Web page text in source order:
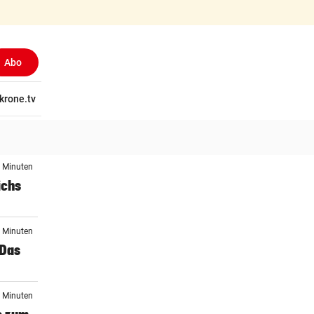
Abo
krone.tv
Minuten
Minuten
Minuten